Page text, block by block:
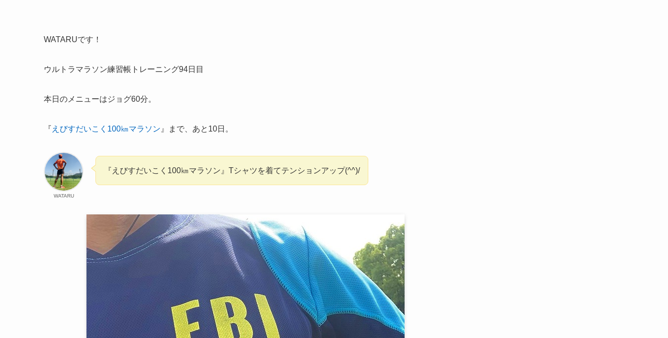
WATARUです！
ウルトラマラソン練習帳トレーニング94日目
本日のメニューはジョグ60分。
『 えびすだいこく100㎞マラソン 』まで、あと10日。
WATARU
『えびすだいこく100㎞マラソン』Tシャツを着てテンションアップ(^^)/